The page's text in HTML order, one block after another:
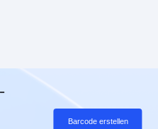
Barcode erstellen